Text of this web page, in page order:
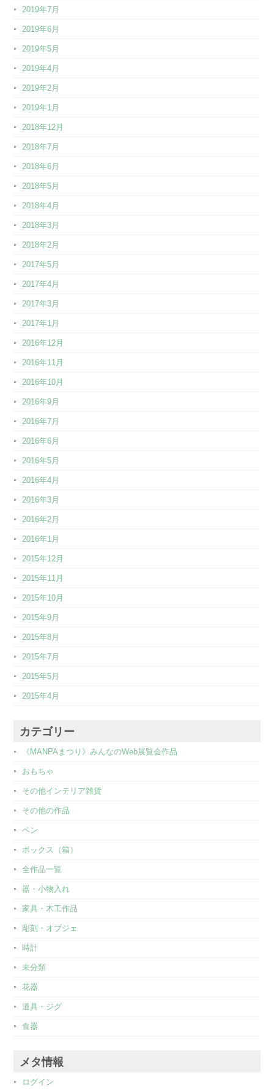
2019年7月
2019年6月
2019年5月
2019年4月
2019年2月
2019年1月
2018年12月
2018年7月
2018年6月
2018年5月
2018年4月
2018年3月
2018年2月
2017年5月
2017年4月
2017年3月
2017年1月
2016年12月
2016年11月
2016年10月
2016年9月
2016年7月
2016年6月
2016年5月
2016年4月
2016年3月
2016年2月
2016年1月
2015年12月
2015年11月
2015年10月
2015年9月
2015年8月
2015年7月
2015年5月
2015年4月
カテゴリー
《MANPAまつり》みんなのWeb展覧会作品
おもちゃ
その他インテリア雑貨
その他の作品
ペン
ボックス（箱）
全作品一覧
器・小物入れ
家具・木工作品
彫刻・オブジェ
時計
未分類
花器
道具・ジグ
食器
メタ情報
ログイン